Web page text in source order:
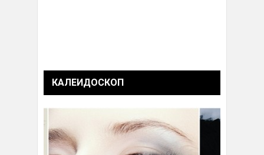
КАЛЕИДОСКОП